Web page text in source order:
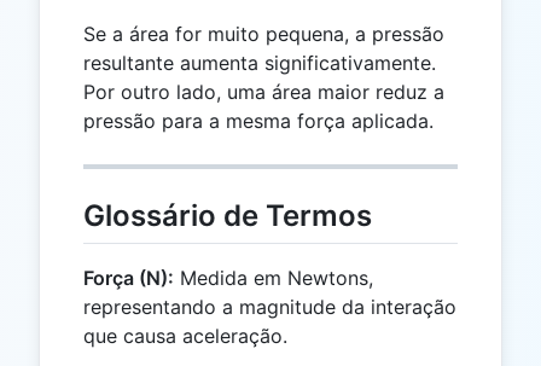
Se a área for muito pequena, a pressão
resultante aumenta significativamente.
Por outro lado, uma área maior reduz a
pressão para a mesma força aplicada.
Glossário de Termos
Força (N): Medida em Newtons,
representando a magnitude da interação
que causa aceleração.